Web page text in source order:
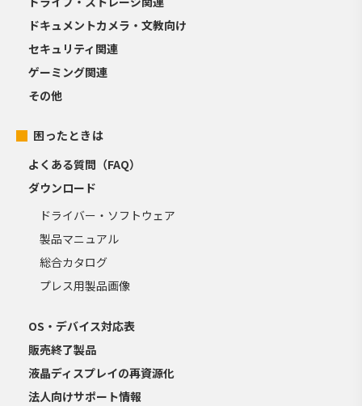
ドキュメントカメラ・文教向け
セキュリティ関連
ゲーミング関連
その他
困ったときは
よくある質問（FAQ）
ダウンロード
ドライバー・ソフトウェア
製品マニュアル
総合カタログ
プレス用製品画像
OS・デバイス対応表
販売終了製品
液晶ディスプレイの再資源化
法人向けサポート情報